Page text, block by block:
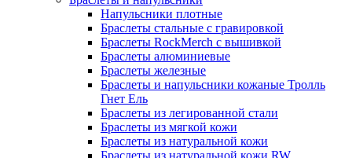
Напульсники плотные
Браслеты стальные с гравировкой
Браслеты RockMerch с вышивкой
Браслеты алюминиевые
Браслеты железные
Браслеты и напульсники кожаные Тролль
Гнет Ель
Браслеты из легированной стали
Браслеты из мягкой кожи
Браслеты из натуральной кожи
Браслеты из натуральной кожи RW